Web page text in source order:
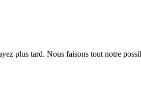
plus tard. Nous faisons tout notre